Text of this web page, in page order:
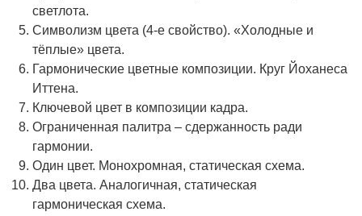
светлота.
Символизм цвета (4-е свойство). «Холодные и
тёплые» цвета.
Гармонические цветные композиции. Круг Йоханеса
Иттена.
Ключевой цвет в композиции кадра.
Ограниченная палитра – сдержанность ради
гармонии.
Один цвет. Монохромная, статическая схема.
Два цвета. Аналогичная, статическая
гармоническая схема.